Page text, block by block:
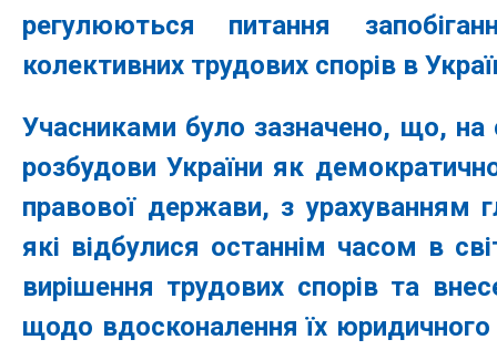
регулюються питання
колективних трудових спорів в
Учасниками було зазначено, що, на
розбудови України як
правової держави, з урахуванням
які відбулися останнім часом в
вирішення трудових спорів та
щодо вдосконалення їх